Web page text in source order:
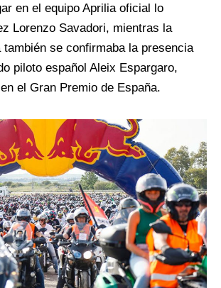
en el equipo Aprilia oficial lo
Lorenzo Savadori, mientras la
también se confirmaba la presencia
piloto español Aleix Espargaro,
el Gran Premio de España.